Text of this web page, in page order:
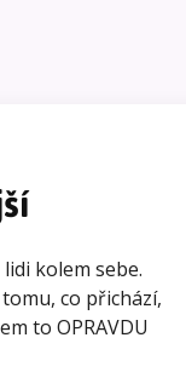
kolem sebe.
co přichází,
to OPRAVDU